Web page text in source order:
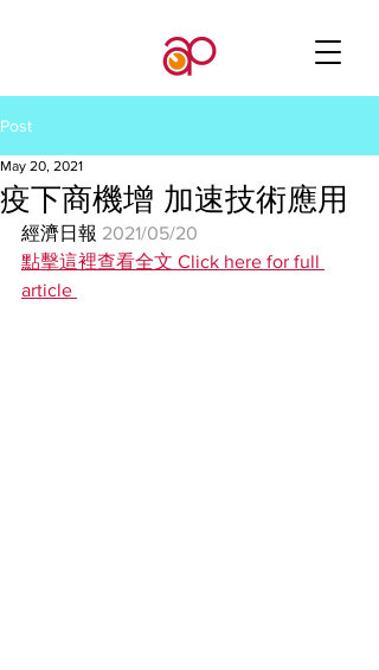
Post
疫下商機增 加速技術應用
May 20, 2021
經濟日報 2021/05/20
點擊這裡查看全文 Click here for full
article